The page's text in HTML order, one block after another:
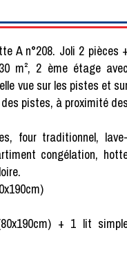
A n°208. Joli 2 pièces
m², 2 ème étage
vue sur les pistes et
pistes, à proximité
four traditionnel,
congélation,
+ 1 lit